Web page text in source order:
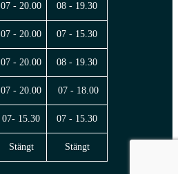
07 - 20.00 08 - 19.30
07 - 20.00 07 - 15.30
07 - 20.00 08 - 19.30
07 - 20.00 07 - 18.00
07- 15.30 07 - 15.30
Stängt Stängt